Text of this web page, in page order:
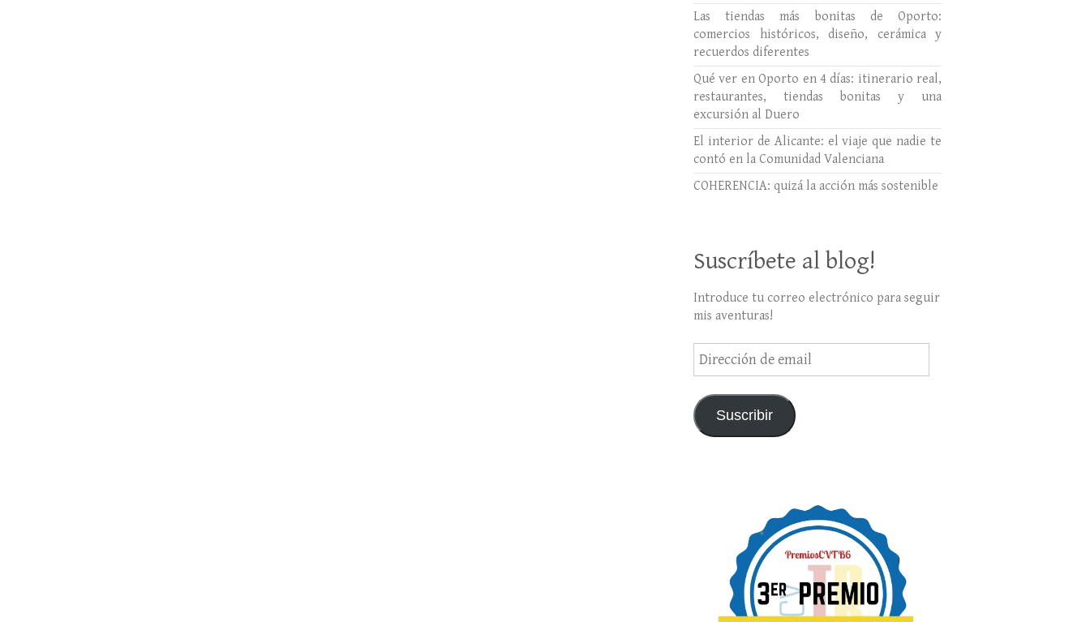
Las tiendas más bonitas de Oporto:
comercios históricos, diseño, cerámica y
recuerdos diferentes
Qué ver en Oporto en 4 días: itinerario real,
restaurantes, tiendas bonitas y una
excursión al Duero
El interior de Alicante: el viaje que nadie te
contó en la Comunidad Valenciana
COHERENCIA: quizá la acción más sostenible
Suscríbete al blog!
Introduce tu correo electrónico para seguir
mis aventuras!
Dirección
de
Suscribir